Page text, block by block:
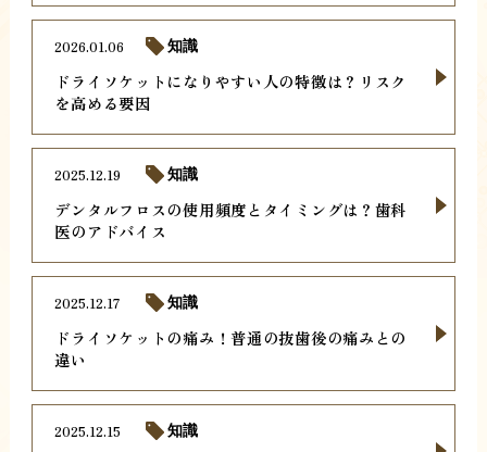
ドライソケットになりやすい人の特徴は？リスク
を高める要因
2026.01.06 知識
デンタルフロスの使用頻度とタイミングは？歯科
医のアドバイス
2025.12.19 知識
ドライソケットの痛み！普通の抜歯後の痛みとの
違い
2025.12.17 知識
2025.12.15 知識